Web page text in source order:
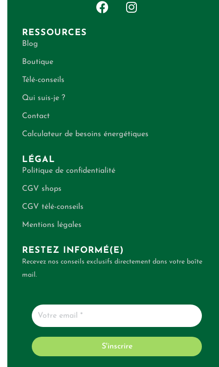
RESSOURCES
Blog
Boutique
Télé-conseils
Qui suis-je ?
Contact
Calculateur de besoins énergétiques
LÉGAL
Politique de confidentialité
CGV shops
CGV télé-conseils
Mentions légales
RESTEZ INFORMÉ(E)
Recevez nos conseils exclusifs directement dans votre boîte
mail.